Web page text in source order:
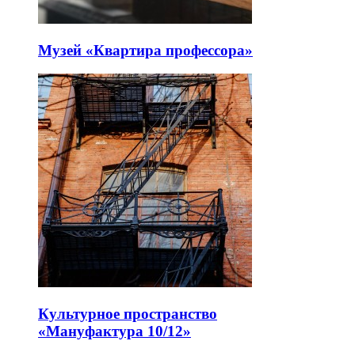
Музей «Квартира профессора»
Культурное пространство
«Мануфактура 10/12»